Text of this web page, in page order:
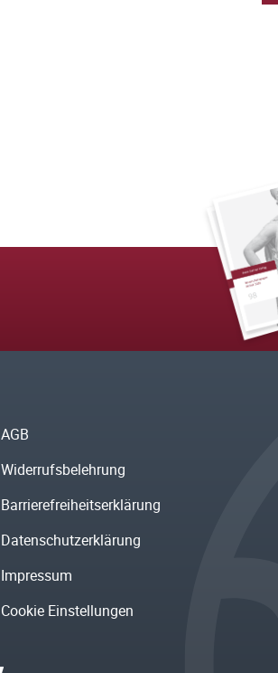
AGB
Widerrufsbelehrung
Barrierefreiheitserklärung
Datenschutzerklärung
Impressum
Cookie Einstellungen